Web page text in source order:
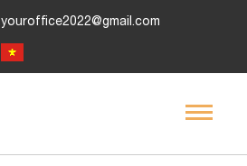
youroffice2022@gmail.com